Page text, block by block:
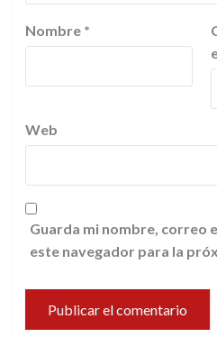
Nombre *
Web
Guarda mi nombre, correo
este navegador para la